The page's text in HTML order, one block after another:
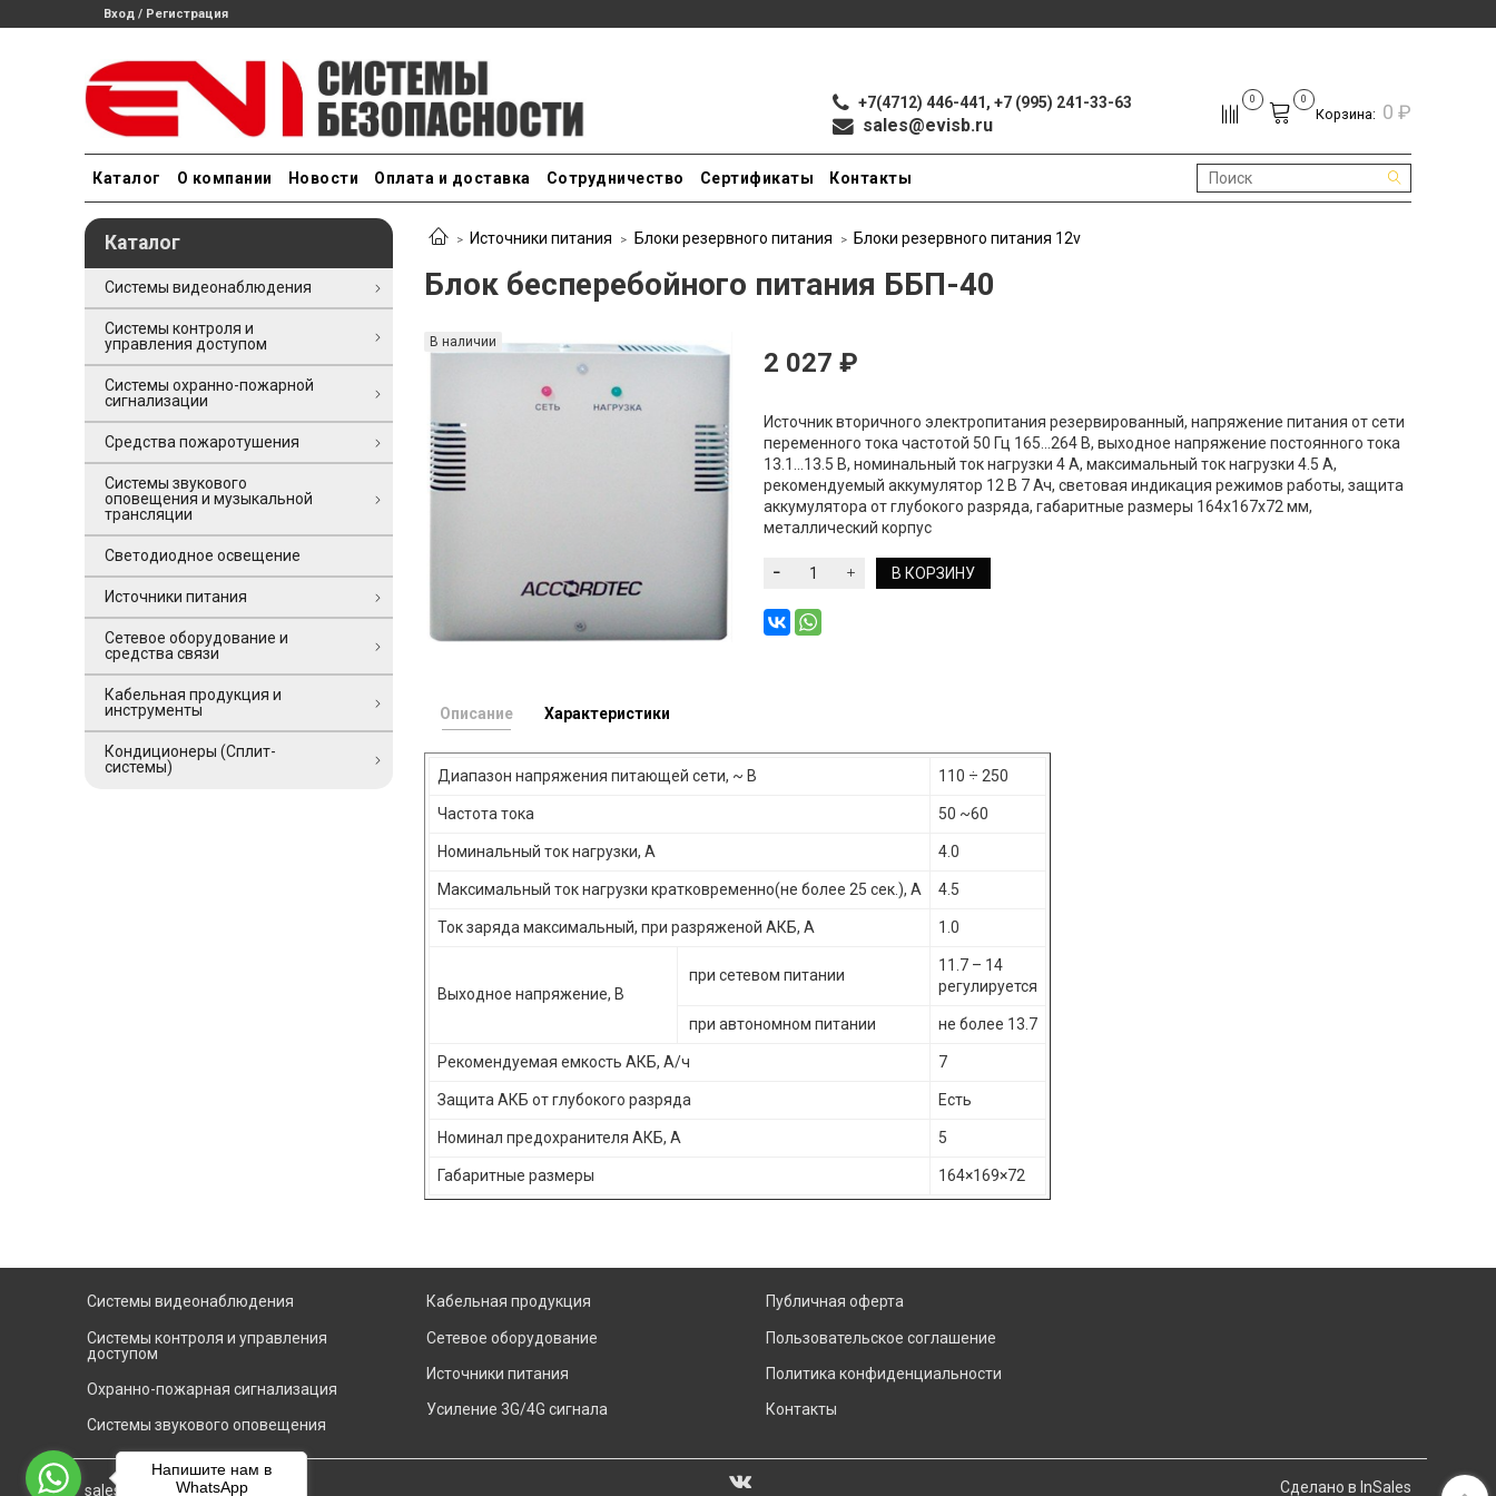
Вход / Регистрация
+7(4712) 446-441, +7 (995) 241-33-63
sales@evisb.ru
0 0
Корзина: 0 ₽
Каталог О компании Новости Оплата и доставка Сотрудничество Сертификаты Контакты
Источники питания Блоки резервного питания Блоки резервного питания 12v
Блок бесперебойного питания ББП-40
В наличии
2 027 ₽
Источник вторичного электропитания резервированный, напряжение питания от сети
переменного тока частотой 50 Гц 165...264 В, выходное напряжение постоянного тока
13.1...13.5 В, номинальный ток нагрузки 4 А, максимальный ток нагрузки 4.5 А,
рекомендуемый аккумулятор 12 В 7 Ач, световая индикация режимов работы, защита
аккумулятора от глубокого разряда, габаритные размеры 164х167х72 мм,
металлический корпус
В КОРЗИНУ
Описание
Диапазон напряжения питающей сети, ~ В 110 ÷ 250
Частота тока 50 ~60
Номинальный ток нагрузки, А 4.0
Максимальный ток нагрузки кратковременно(не более 25 сек.), А 4.5
Ток заряда максимальный, при разряженой АКБ, А 1.0
Выходное напряжение, В
при сетевом питании
11.7 – 14
регулируется
при автономном питании не более 13.7
Рекомендуемая емкость АКБ, А/ч 7
Защита АКБ от глубокого разряда Есть
Номинал предохранителя АКБ, А 5
Габаритные размеры 164×169×72
Характеристики
Каталог
Системы видеонаблюдения
Системы контроля и
управления доступом
Системы охранно-пожарной
сигнализации
Средства пожаротушения
Системы звукового
оповещения и музыкальной
трансляции
Светодиодное освещение
Источники питания
Сетевое оборудование и
средства связи
Кабельная продукция и
инструменты
Кондиционеры (Сплит-
системы)
Системы видеонаблюдения
Системы контроля и управления
доступом
Охранно-пожарная сигнализация
Системы звукового оповещения
Кабельная продукция
Сетевое оборудование
Источники питания
Усиление 3G/4G сигнала
Публичная оферта
Пользовательское соглашение
Политика конфиденциальности
Контакты
sales@evisb.ru Сделано в InSales
Напишите нам в
WhatsApp